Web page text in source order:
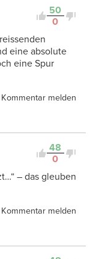
50
0
eine absolute
eine Spur
Kommentar melden
48
0
– das gleuben
Kommentar melden